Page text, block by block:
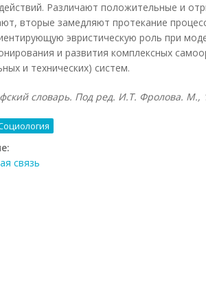
Различают положительные и
вторые замедляют протекание
эвристическую роль при
и развития комплексных
и технических) систем.
словарь. Под ред. И.Т. Фролова. М.,
связь